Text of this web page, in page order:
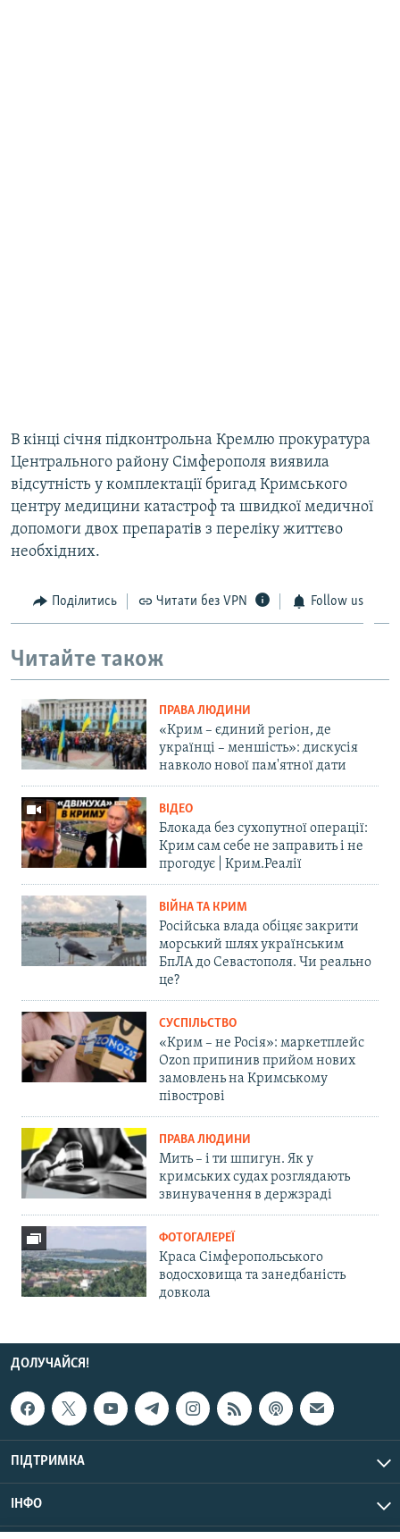
​В кінці січня підконтрольна Кремлю прокуратура
Центрального району Сімферополя виявила
відсутність у комплектації бригад Кримського
центру медицини катастроф та швидкої медичної
допомоги двох препаратів з переліку життєво
необхідних.
Поділитись Читати без VPN Follow us
Читайте також
ПРАВА ЛЮДИНИ
«Крим – єдиний регіон, де
українці – меншість»: дискусія
навколо нової пам'ятної дати
ВІДЕО
Блокада без сухопутної операції:
Крим сам себе не заправить і не
прогодує | Крим.Реалії
ВІЙНА ТА КРИМ
Російська влада обіцяє закрити
морський шлях українським
БпЛА до Севастополя. Чи реально
це?
СУСПІЛЬСТВО
«Крим – не Росія»: маркетплейс
Ozon припинив прийом нових
замовлень на Кримському
півострові
ПРАВА ЛЮДИНИ
Мить – і ти шпигун. Як у
кримських судах розглядають
звинувачення в держзраді
ФОТОГАЛЕРЕЇ
Краса Сімферопольського
водосховища та занедбаність
довкола
ДОЛУЧАЙСЯ!
ПІДТРИМКА
ІНФО